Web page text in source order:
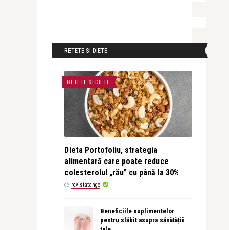
RETETE SI DIETE
RETETE SI DIETE
Dieta Portofoliu, strategia
alimentară care poate reduce
colesterolul „rău” cu până la 30%
de revistatango
Beneficiile suplimentelor
pentru slăbit asupra sănătății